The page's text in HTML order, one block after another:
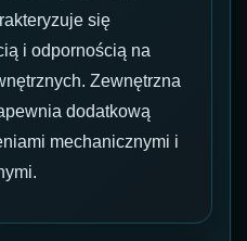
się
i odpornością na
Zewnętrzna
dodatkową
mechanicznymi i